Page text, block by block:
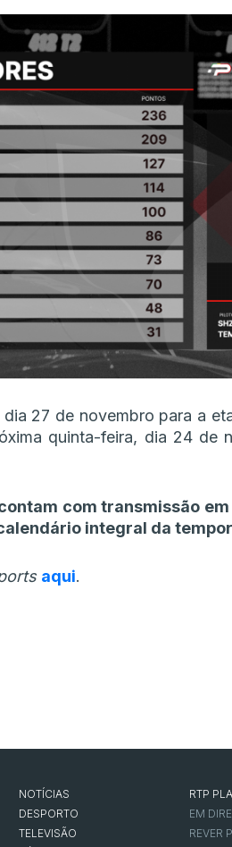
27 de novembro para a
quinta-feira, dia 24 de
com transmissão
integral da
aqui.
NOTÍCIAS
DESPORTO
TELEVISÃO
RTP
EM
REVER